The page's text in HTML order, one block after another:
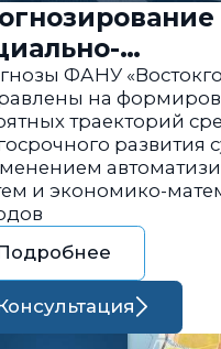
РФ
ФАНУ
на
траекторий
развития
и экономико-